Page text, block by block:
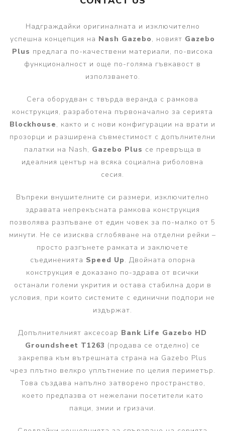
Надграждайки оригиналната и изключително
успешна концепция на Nash Gazebo, новият Gazebo
Plus предлага по-качествени материали, по-висока
функционалност и още по-голяма гъвкавост в
използването.
Сега оборудван с твърда веранда с рамкова
конструкция, разработена първоначално за серията
Blockhouse, както и с нови конфигурации на врати и
прозорци и разширена съвместимост с допълнителни
палатки на Nash, Gazebo Plus се превръща в
идеалния център на всяка социална риболовна
сесия.
Въпреки внушителните си размери, изключително
здравата непрекъсната рамкова конструкция
позволява разпъване от един човек за по-малко от 5
минути. Не се изисква сглобяване на отделни рейки –
просто разгънете рамката и заключете
съединенията Speed Up. Двойната опорна
конструкция е доказано по-здрава от всички
останали големи укрития и остава стабилна дори в
условия, при които системите с единични подпори не
издържат.
Допълнителният аксесоар Bank Life Gazebo HD
Groundsheet T1263 (продава се отделно) се
закрепва към вътрешната страна на Gazebo Plus
чрез плътно велкро уплътнение по целия периметър.
Това създава напълно затворено пространство,
което предпазва от нежелани посетители като
паяци, змии и гризачи.